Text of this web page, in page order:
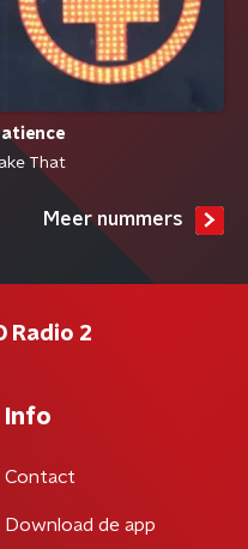
That
Meer nummers
Radio 2
Info
Contact
Download de app